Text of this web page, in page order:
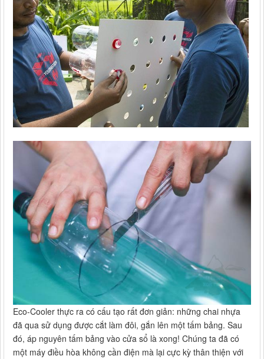
Eco-Cooler thực ra có cấu tạo rất đơn giản: những chai nhựa
đã qua sử dụng được cắt làm đôi, gắn lên một tấm bảng. Sau
đó, áp nguyên tấm bảng vào cửa sổ là xong! Chúng ta đã có
một máy điều hòa không cần điện mà lại cực kỳ thân thiện với